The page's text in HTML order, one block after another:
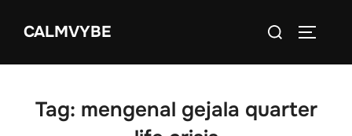
CALMVYBE
Search
Tag: mengenal gejala quarter